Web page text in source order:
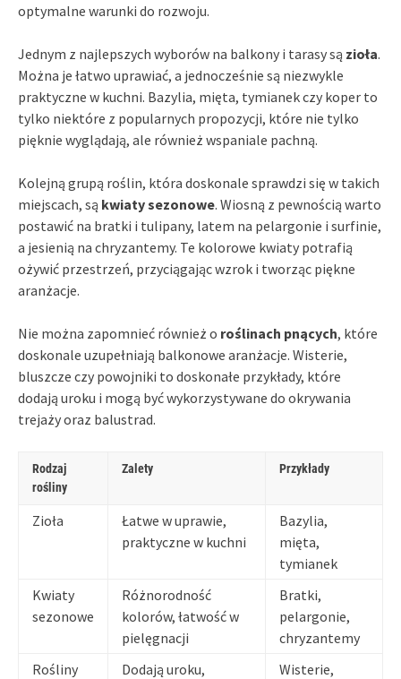
optymalne warunki do rozwoju.
Jednym z najlepszych wyborów na balkony i tarasy są zioła.
Można je łatwo uprawiać, a jednocześnie są niezwykle
praktyczne w kuchni. Bazylia, mięta, tymianek czy koper to
tylko niektóre z popularnych propozycji, które nie tylko
pięknie wyglądają, ale również wspaniale pachną.
Kolejną grupą roślin, która doskonale sprawdzi się w takich
miejscach, są kwiaty sezonowe. Wiosną z pewnością warto
postawić na bratki i tulipany, latem na pelargonie i surfinie,
a jesienią na chryzantemy. Te kolorowe kwiaty potrafią
ożywić przestrzeń, przyciągając wzrok i tworząc piękne
aranżacje.
Nie można zapomnieć również o roślinach pnących, które
doskonale uzupełniają balkonowe aranżacje. Wisterie,
bluszcze czy powojniki to doskonałe przykłady, które
dodają uroku i mogą być wykorzystywane do okrywania
trejaży oraz balustrad.
Rodzaj
rośliny
Zalety Przykłady
Zioła
Łatwe w uprawie,
praktyczne w kuchni
Bazylia,
mięta,
tymianek
Kwiaty
sezonowe
Różnorodność
kolorów, łatwość w
pielęgnacji
Bratki,
pelargonie,
chryzantemy
Rośliny
Dodają uroku,
Wisterie,